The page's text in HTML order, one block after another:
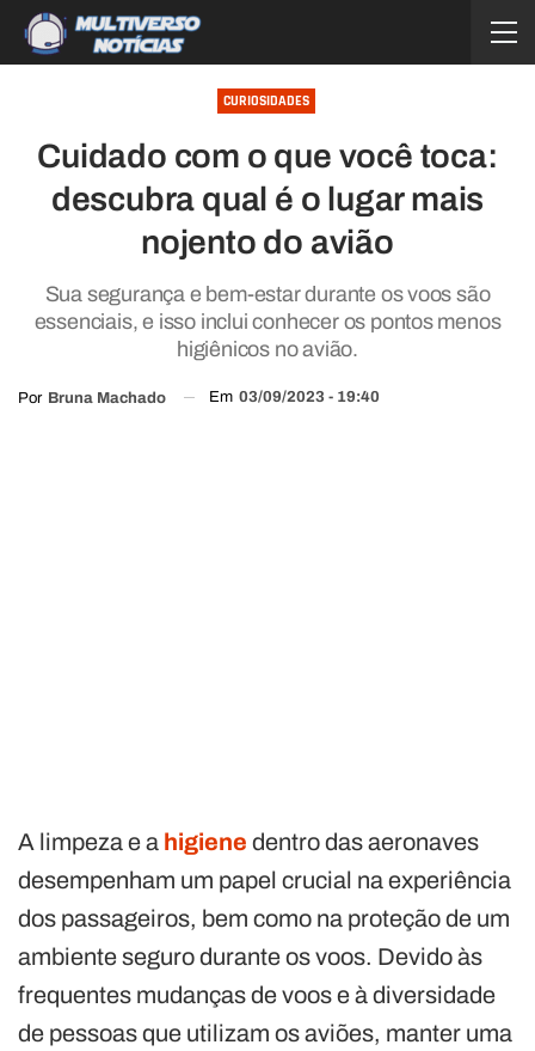
CURIOSIDADES
Cuidado com o que você toca:
descubra qual é o lugar mais
nojento do avião
Sua segurança e bem-estar durante os voos são
essenciais, e isso inclui conhecer os pontos menos
higiênicos no avião.
Por Bruna Machado Em 03/09/2023 - 19:40
A limpeza e a higiene dentro das aeronaves
desempenham um papel crucial na experiência
dos passageiros, bem como na proteção de um
ambiente seguro durante os voos. Devido às
frequentes mudanças de voos e à diversidade
de pessoas que utilizam os aviões, manter uma